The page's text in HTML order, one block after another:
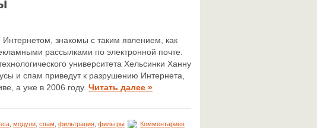
знакомы с таким явлением, как
рассылками по электронной почте.
университета Хельсинки Ханну
и спам приведут к разрушению Интернета,
а уже в 2006 году. Читать далее »
модули спам фильтрация фильтры
Комментариев